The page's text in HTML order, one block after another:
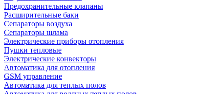
Предохранительные клапаны
Расширительные баки
Сепараторы воздуха
Сепараторы шлама
Электрические приборы отопления
Пушки тепловые
Электрические конвекторы
Автоматика для отопления
GSM управление
Автоматика для теплых полов